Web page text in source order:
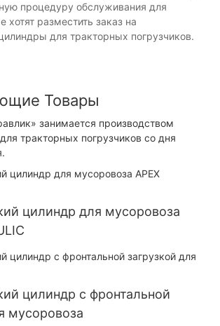
процедуру обслуживания для
хотят разместить заказ на
для тракторных погрузчиков.
Товары
занимается производством
тракторных погрузчиков со дня
цилиндр для мусоровоза
цилиндр с фронтальной
мусоровоза